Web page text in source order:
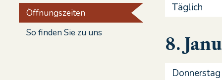
Öffnungszeiten
So finden Sie zu uns
Täglich
8.